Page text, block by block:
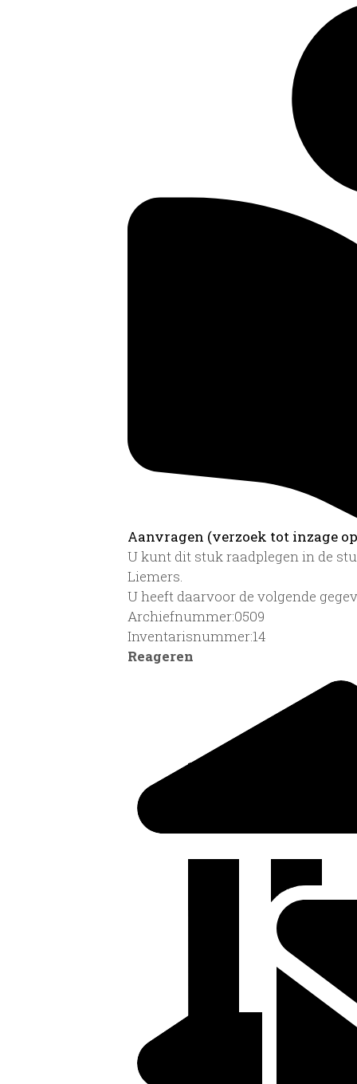
Aanvragen (verzoek tot inzage
U kunt dit stuk raadplegen in de
Liemers.
U heeft daarvoor de volgende
Archiefnummer:0509
Inventarisnummer:14
Reageren